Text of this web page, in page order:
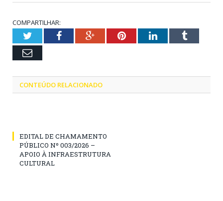
COMPARTILHAR:
TwitterFacebookGoogle+PinterestLinkedInTumblr
Email
CONTEÚDO RELACIONADO
EDITAL DE CHAMAMENTO
PÚBLICO Nº 003/2026 –
APOIO À INFRAESTRUTURA
CULTURAL